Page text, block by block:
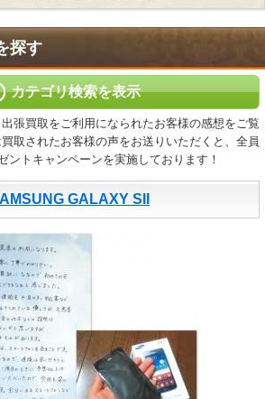
探す
カテゴリ検索を表示
張買取をご利用になられたお客様の感想をご覧
取されたお客様の声をお送りいただくと、全員
ントキャンペーンを実施しております！
GALAXY SII